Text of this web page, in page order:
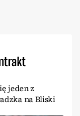
jeden z
na Bliski